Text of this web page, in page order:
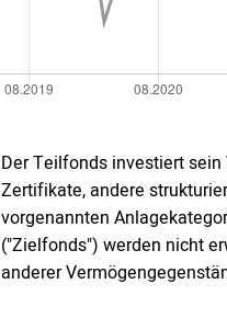
Der Teilfonds investiert sein
Zertifikate, andere
vorgenannten
("Zielfonds") werden nicht
anderer